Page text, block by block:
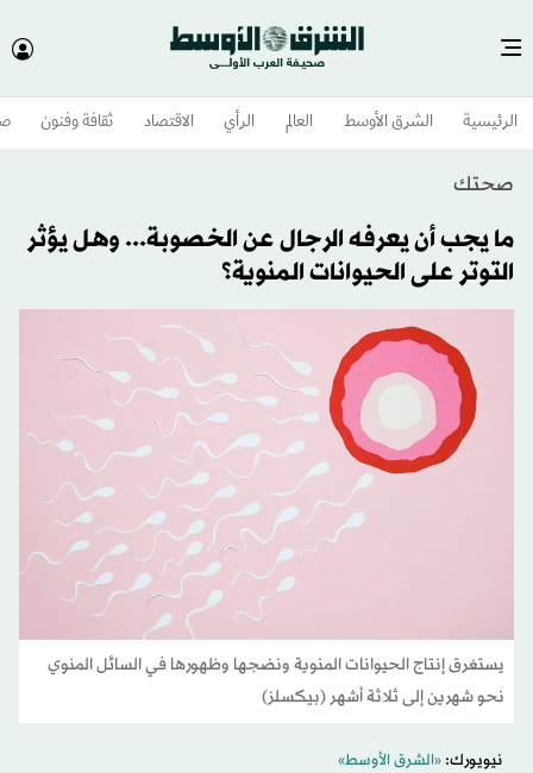
الرئيسية الشرق الأوسط​ العالم الرأي الاقتصاد ثقافة وفنون
صحتك
ما يجب أن يعرفه الرجال عن الخصوبة... وهل يؤثر
التوتر على الحيوانات المنوية؟
يستغرق إنتاج الحيوانات المنوية ونضجها وظهورها في السائل المنوي
نحو شهرين إلى ثلاثة أشهر (بيكسلز)
نيويورك:«الشرق الأوسط»